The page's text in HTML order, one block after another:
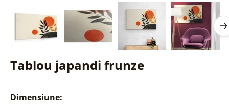
Tablou japandi frunze
Dimensiune: